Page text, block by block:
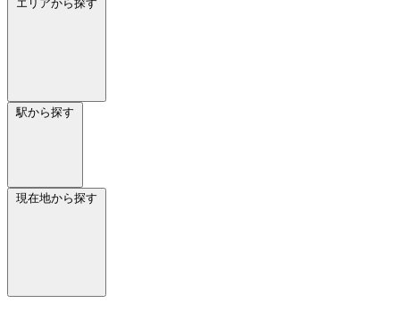
エリアから探す
駅から探す
現在地から探す